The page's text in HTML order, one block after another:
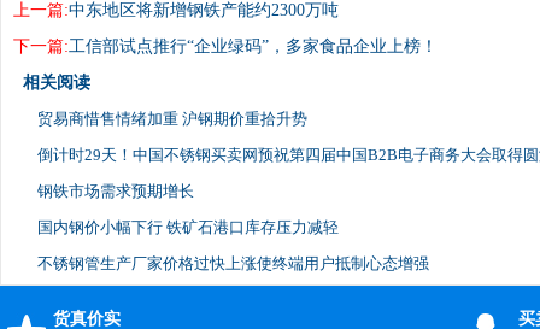
上一篇:中东地区将新增钢铁产能约2300万吨
下一篇:工信部试点推行“企业绿码”，多家食品企业上榜！
相关阅读
贸易商惜售情绪加重 沪钢期价重拾升势
倒计时29天！中国不锈钢买卖网预祝第四届中国B2B电子商务大会取得
钢铁市场需求预期增长
国内钢价小幅下行 铁矿石港口库存压力减轻
不锈钢管生产厂家价格过快上涨使终端用户抵制心态增强
货真价实 买